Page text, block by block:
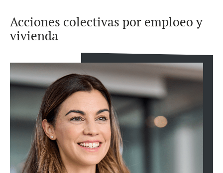
Acciones colectivas por emploeo y
vivienda